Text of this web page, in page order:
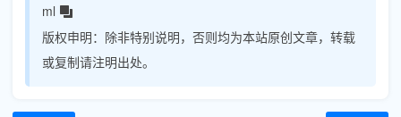
ml
版权申明： 除非特别说明，否则均为本站原创文章，转载
或复制请注明出处。